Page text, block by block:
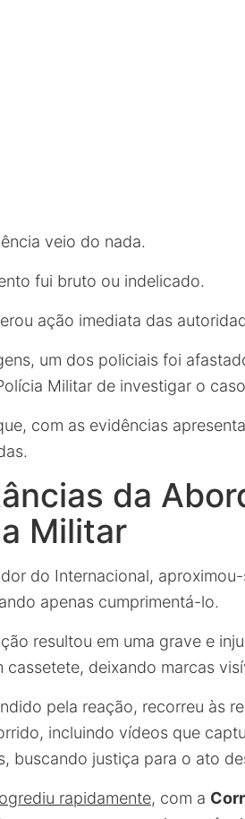
veio do nada.
fui bruto ou indelicado.
ação imediata das
um dos policiais foi
Militar de investigar o
com as evidências
da
Militar
do Internacional,
apenas cumprimentá-lo.
resultou em uma grave e
cassetete, deixando marcas
pela reação, recorreu às
incluindo vídeos que
buscando justiça para o ato
rapidamente, com a